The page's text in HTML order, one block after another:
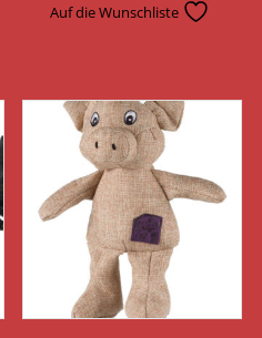
Auf die Wunschliste